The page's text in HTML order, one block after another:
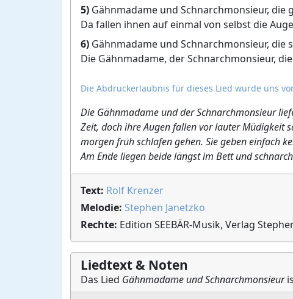
5) Gähnmadame und Schnarchmonsieur, die
Da fallen ihnen auf einmal von selbst die
6) Gähnmadame und Schnarchmonsieur, die
Die Gähnmadame, der Schnarchmonsieur,
Die Abdruckerlaubnis für dieses Lied wurde uns
Die Gähnmadame und der Schnarchmonsieur
Zeit, doch ihre Augen fallen vor lauter Müdigkeit
morgen früh schlafen gehen. Sie geben einfach
Am Ende liegen beide längst im Bett und
Text: Rolf Krenzer
Melodie: Stephen Janetzko
Rechte: Edition SEEBÄR-Musik, Verlag
Liedtext & Noten
Das Lied Gähnmadame und Schnarchmonsieur